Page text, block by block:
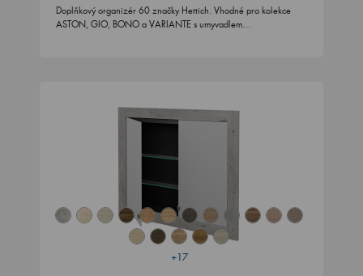
Doplňkový organizér 60 značky Hettich. Vhodné pro kolekce
ASTON, GIO, BONO a VARIANTE s umyvadlem…
+17